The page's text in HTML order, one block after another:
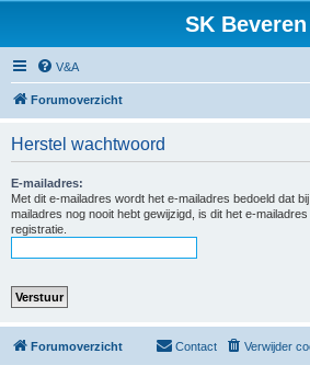
SK Beveren
V&A
Forumoverzicht
Herstel wachtwoord
E-mailadres:
Met dit e-mailadres wordt het e-mailadres bedoeld dat
mailadres nog nooit hebt gewijzigd, is dit het e-
registratie.
Forumoverzicht Verwijder
Contact